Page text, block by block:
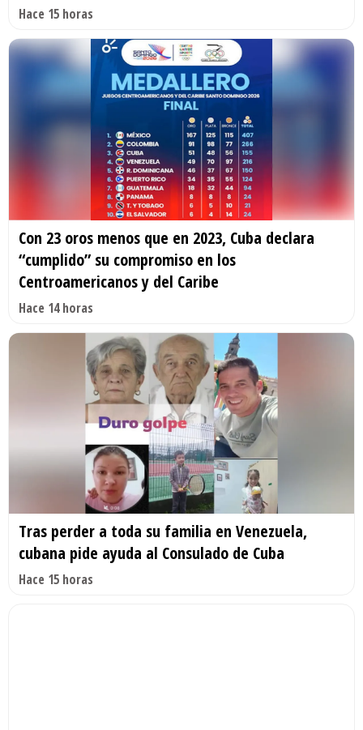
Hace 15 horas
Con 23 oros menos que en 2023, Cuba declara
“cumplido” su compromiso en los
Centroamericanos y del Caribe
Hace 14 horas
Tras perder a toda su familia en Venezuela,
cubana pide ayuda al Consulado de Cuba
Hace 15 horas